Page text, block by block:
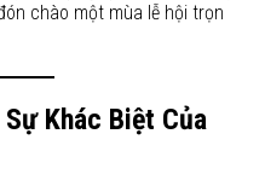
chào một mùa lễ hội trọn
Khác Biệt Của